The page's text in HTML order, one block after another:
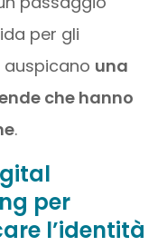
per gli
una
che hanno
.
per
l’identità